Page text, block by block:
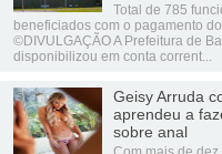
Total de 785
beneficiados com o pagamento
©DIVULGAÇÃO A Prefeitura de
disponibilizou em conta corrent...
Geisy Arruda
aprendeu a
sobre anal